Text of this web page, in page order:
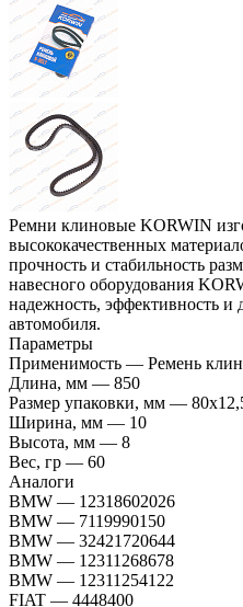
Ремни клиновые KORWIN
высококачественных
прочность и стабильность
навесного оборудования
надежность, эффективность и
автомобиля.
Параметры
Применимость — Ремень
Длина, мм — 850
Размер упаковки, мм —
Ширина, мм — 10
Высота, мм — 8
Вес, гр — 60
Аналоги
BMW — 12318602026
BMW — 7119990150
BMW — 32421720644
BMW — 12311268678
BMW — 12311254122
FIAT — 4448400